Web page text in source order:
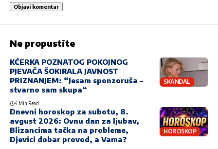
Ne propustite
SKANDAL
KĆERKA POZNATOG POKOJNOG
PJEVAČA ŠOKIRALA JAVNOST
PRIZNANJEM: “Jesam sponzoruša –
stvarno sam skupa“
4 Min Read
HOROSKOP
Dnevni horoskop za subotu, 8.
avgust 2026: Ovnu dan za ljubav,
Blizancima tačka na probleme,
Djevici dobar provod, a Vama?